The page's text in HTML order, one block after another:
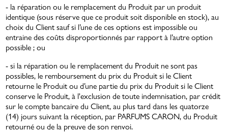
- la réparation ou le remplacement du Produit par un produit
identique (sous réserve que ce produit soit disponible en stock), au
choix du Client sauf si l’une de ces options est impossible ou
entraine des coûts disproportionnés par rapport à l’autre option
possible ; ou
- si la réparation ou le remplacement du Produit ne sont pas
possibles, le remboursement du prix du Produit si le Client
retourne le Produit ou d’une partie du prix du Produit si le Client
conserve le Produit, à l'exclusion de toute indemnisation, par crédit
sur le compte bancaire du Client, au plus tard dans les quatorze
(14) jours suivant la réception, par PARFUMS CARON, du Produit
retourné ou de la preuve de son renvoi.